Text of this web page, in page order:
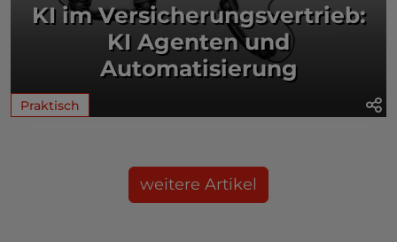
KI im Versicherungsvertrieb:
KI Agenten und
Automatisierung
Praktisch
weitere Artikel